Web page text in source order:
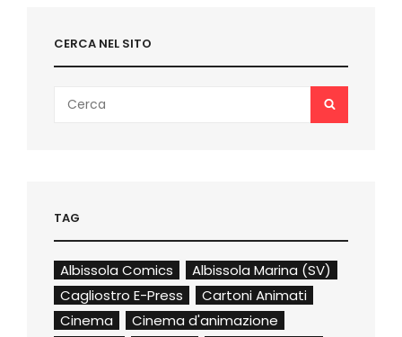
CERCA NEL SITO
for:
SEARCH
TAG
Albissola Comics
Albissola Marina (SV)
Cagliostro E-Press
Cartoni Animati
Cinema
Cinema d'animazione